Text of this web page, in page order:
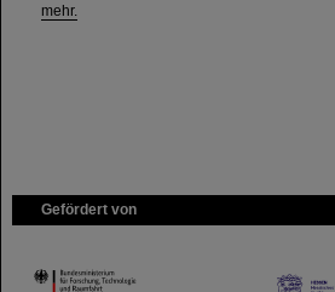
mehr.
Gefördert von
HMWK